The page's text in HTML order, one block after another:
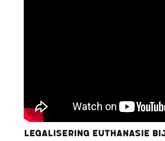
Legalisering euthanasie